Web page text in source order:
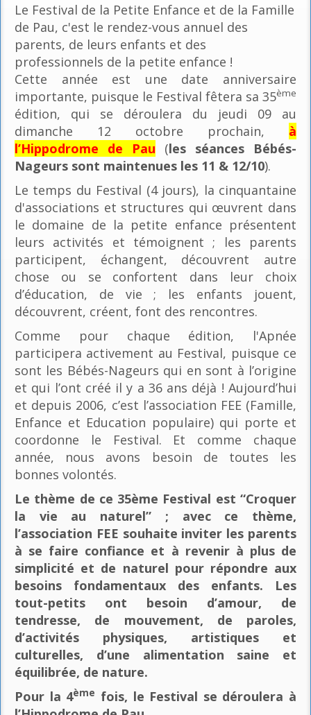
Le Festival de la Petite Enfance et de la Famille
de Pau, c'est le rendez-vous annuel des
parents, de leurs enfants et des
professionnels de la petite enfance !
Cette année est une date anniversaire
importante, puisque le Festival fêtera sa 35ème
édition, qui se déroulera du jeudi 09 au
dimanche 12 octobre prochain, à
l’Hippodrome de Pau (les séances Bébés-
Nageurs sont maintenues les 11 & 12/10).
Le temps du Festival (4 jours), la cinquantaine
d'associations et structures qui œuvrent dans
le domaine de la petite enfance présentent
leurs activités et témoignent ; les parents
participent, échangent, découvrent autre
chose ou se confortent dans leur choix
d’éducation, de vie ; les enfants jouent,
découvrent, créent, font des rencontres.
Comme pour chaque édition, l'Apnée
participera activement au Festival, puisque ce
sont les Bébés-Nageurs qui en sont à l’origine
et qui l’ont créé il y a 36 ans déjà ! Aujourd’hui
et depuis 2006, c’est l’association FEE (Famille,
Enfance et Education populaire) qui porte et
coordonne le Festival. Et comme chaque
année, nous avons besoin de toutes les
bonnes volontés.
Le thème de ce 35ème Festival est “Croquer
la vie au naturel” ; avec ce thème,
l’association FEE souhaite inviter les parents
à se faire confiance et à revenir à plus de
simplicité et de naturel pour répondre aux
besoins fondamentaux des enfants. Les
tout-petits ont besoin d’amour, de
tendresse, de mouvement, de paroles,
d’activités physiques, artistiques et
culturelles, d’une alimentation saine et
équilibrée, de nature.
Pour la 4ème fois, le Festival se déroulera à